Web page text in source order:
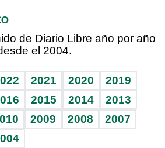
de Diario Libre año por año
el 2004.
2021 2020
2019
2015 2014
2013
2009 2008
2007